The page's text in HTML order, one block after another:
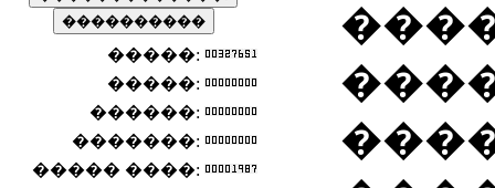
�����:
�����:
������:
�������:
����� ����: